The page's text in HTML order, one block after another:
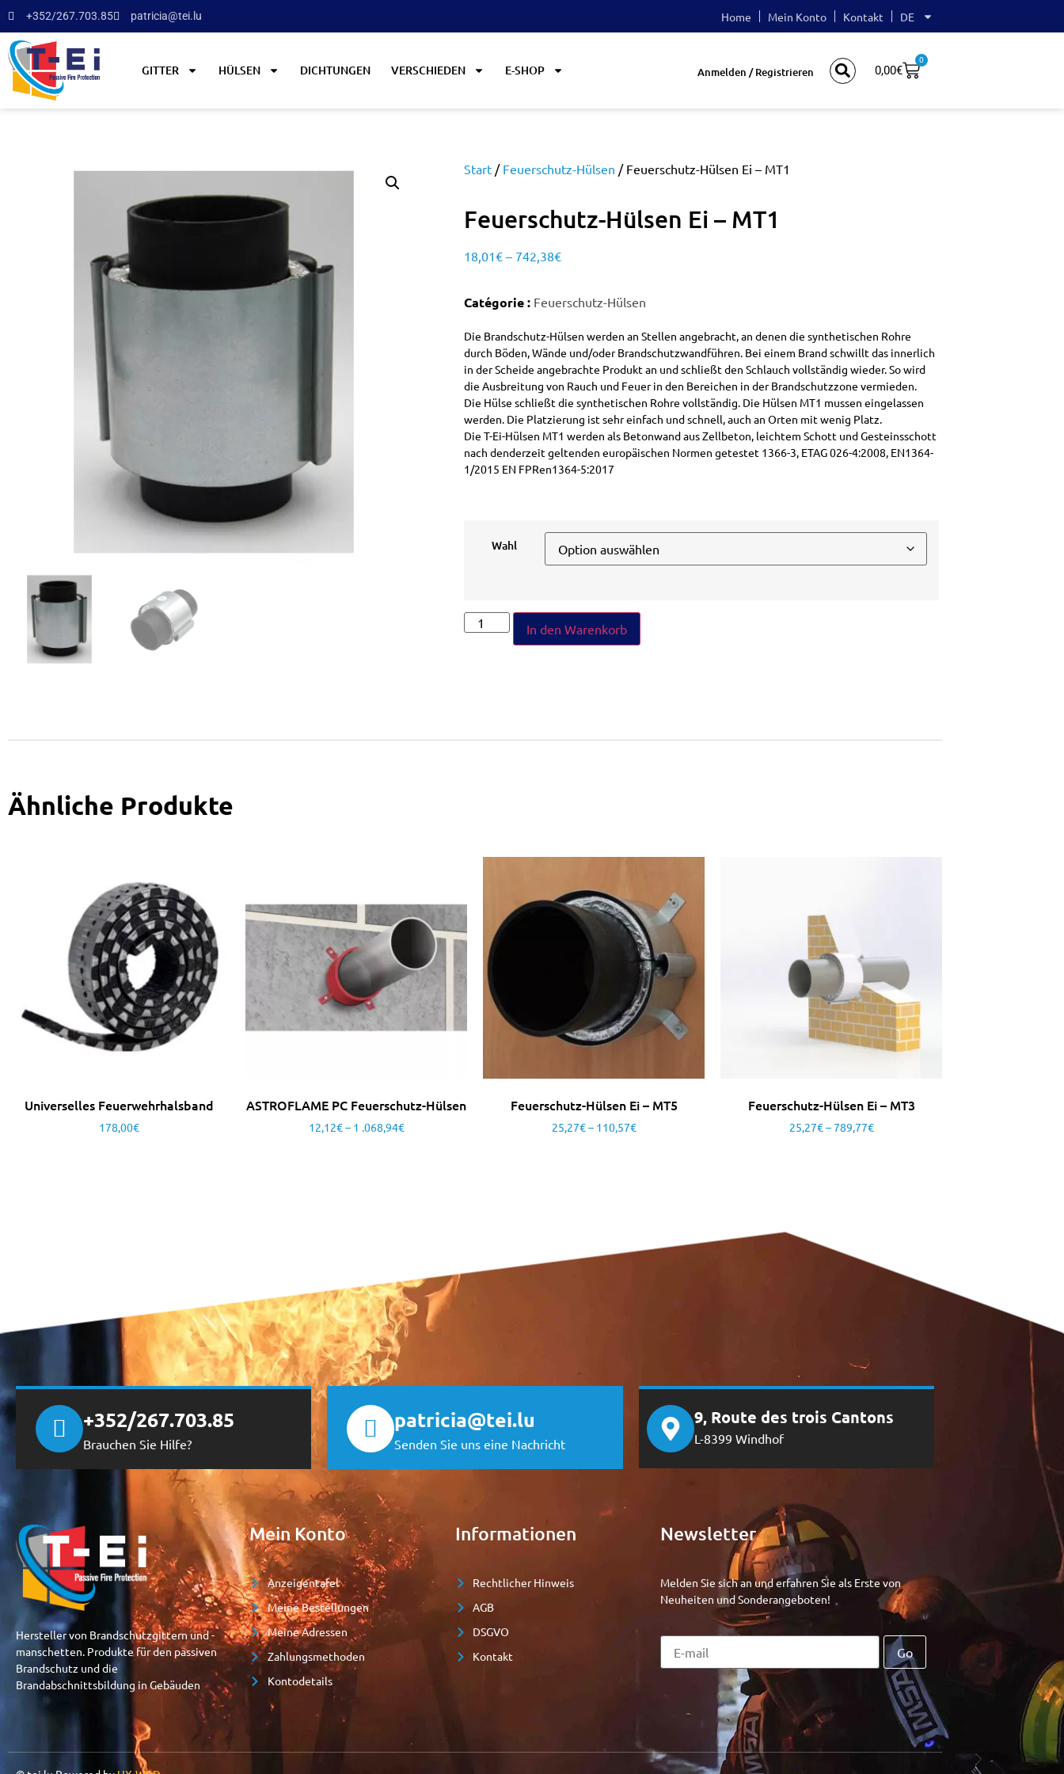
+352/267.703.85 patricia@tei.lu Home Mein Konto Kontakt DE
GITTER HÜLSEN DICHTUNGEN VERSCHIEDEN E-SHOP Anmelden / Registrieren 0,00€
0
Start / Feuerschutz-Hülsen / Feuerschutz-Hülsen Ei – MT1
Feuerschutz-Hülsen Ei – MT1
18,01€ – 742,38€
Catégorie : Feuerschutz-Hülsen
Die Brandschutz-Hülsen werden an Stellen angebracht, an denen die synthetischen Rohre
durch Böden, Wände und/oder Brandschutzwandführen. Bei einem Brand schwillt das innerlich
in der Scheide angebrachte Produkt an und schließt den Schlauch vollständig wieder. So wird
die Ausbreitung von Rauch und Feuer in den Bereichen in der Brandschutzzone vermieden.
Die Hülse schließt die synthetischen Rohre vollständig. Die Hülsen MT1 mussen eingelassen
werden. Die Platzierung ist sehr einfach und schnell, auch an Orten mit wenig Platz.
Die T-Ei-Hülsen MT1 werden als Betonwand aus Zellbeton, leichtem Schott und Gesteinsschott
nach denderzeit geltenden europäischen Normen getestet 1366-3, ETAG 026-4:2008, EN1364-
1/2015 EN FPRen1364-5:2017
Wahl
In den Warenkorb
Ähnliche Produkte
Universelles Feuerwehrhalsband
178,00€
ASTROFLAME PC Feuerschutz-Hülsen
12,12€– 1 .068,94€
Feuerschutz-Hülsen Ei – MT5
25,27€– 110,57€
Feuerschutz-Hülsen Ei – MT3
25,27€–789,77€
+352/267.703.85
Brauchen Sie Hilfe?
patricia@tei.lu
Senden Sie uns eine Nachricht
9, Route des trois Cantons
L-8399 Windhof
Hersteller von Brandschutzgittern und -
manschetten. Produkte für den passiven
Brandschutz und die
Brandabschnittsbildung in Gebäuden
Mein Konto
Anzeigentafel
Meine Bestellungen
Meine Adressen
Zahlungsmethoden
Kontodetails
Informationen
Rechtlicher Hinweis
AGB
DSGVO
Kontakt
Newsletter
Melden Sie sich an und erfahren Sie als Erste von
Neuheiten und Sonderangeboten!